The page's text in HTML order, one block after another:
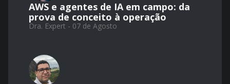
AWS e agentes de IA em campo: da
prova de conceito à operação
Dra. Expert - 07 de Agosto